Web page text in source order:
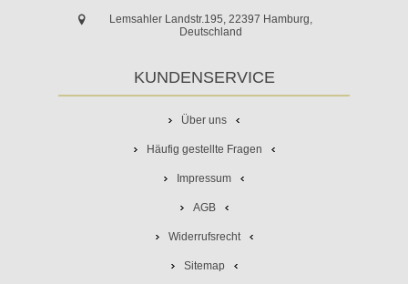
Lemsahler Landstr.195, 22397 Hamburg,
Deutschland
KUNDENSERVICE
Über uns
Häufig gestellte Fragen
Impressum
AGB
Widerrufsrecht
Sitemap